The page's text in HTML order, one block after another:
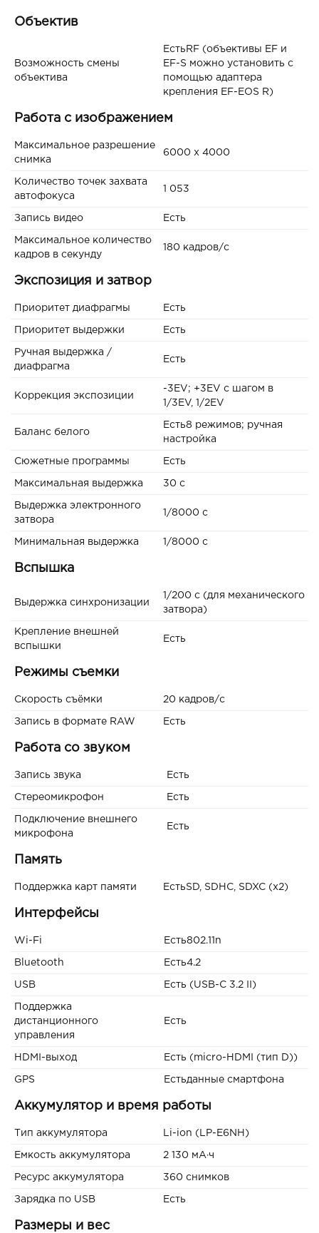
Объектив
Возможность смены
объектива
ЕстьRF (объективы EF и
EF-S можно установить с
помощью адаптера
крепления EF-EOS R)
Работа с изображением
Максимальное разрешение
снимка
6000 x 4000
Количество точек захвата
автофокуса
1 053
Запись видео Есть
Максимальное количество
кадров в секунду
180 кадров/с
Экспозиция и затвор
Приоритет диафрагмы Есть
Приоритет выдержки Есть
Ручная выдержка /
диафрагма
Есть
Коррекция экспозиции
-3EV; +3EV с шагом в
1/3EV, 1/2EV
Баланс белого
Есть8 режимов; ручная
настройка
Сюжетные программы Есть
Максимальная выдержка 30 c
Выдержка электронного
затвора
1/8000 с
Минимальная выдержка 1/8000 c
Вспышка
Выдержка синхронизации
1/200 с (для механического
затвора)
Крепление внешней
вспышки
Есть
Режимы съемки
Скорость съёмки 20 кадров/с
Запись в формате RAW Есть
Работа со звуком
Запись звука Есть
Стереомикрофон Есть
Подключение внешнего
микрофона
Есть
Память
Поддержка карт памяти ЕстьSD, SDHC, SDXC (x2)
Интерфейсы
Wi-Fi Есть802.11n
Bluetooth Есть4.2
USB Есть (USB-C 3.2 II)
Поддержка
дистанционного
управления
Есть
HDMI-выход Есть (micro-HDMI (тип D))
GPS Естьданные смартфона
Аккумулятор и время работы
Тип аккумулятора Li-ion (LP-E6NH)
Емкость аккумулятора 2 130 мА·ч
Ресурс аккумулятора 360 снимков
Зарядка по USB Есть
Размеры и вес